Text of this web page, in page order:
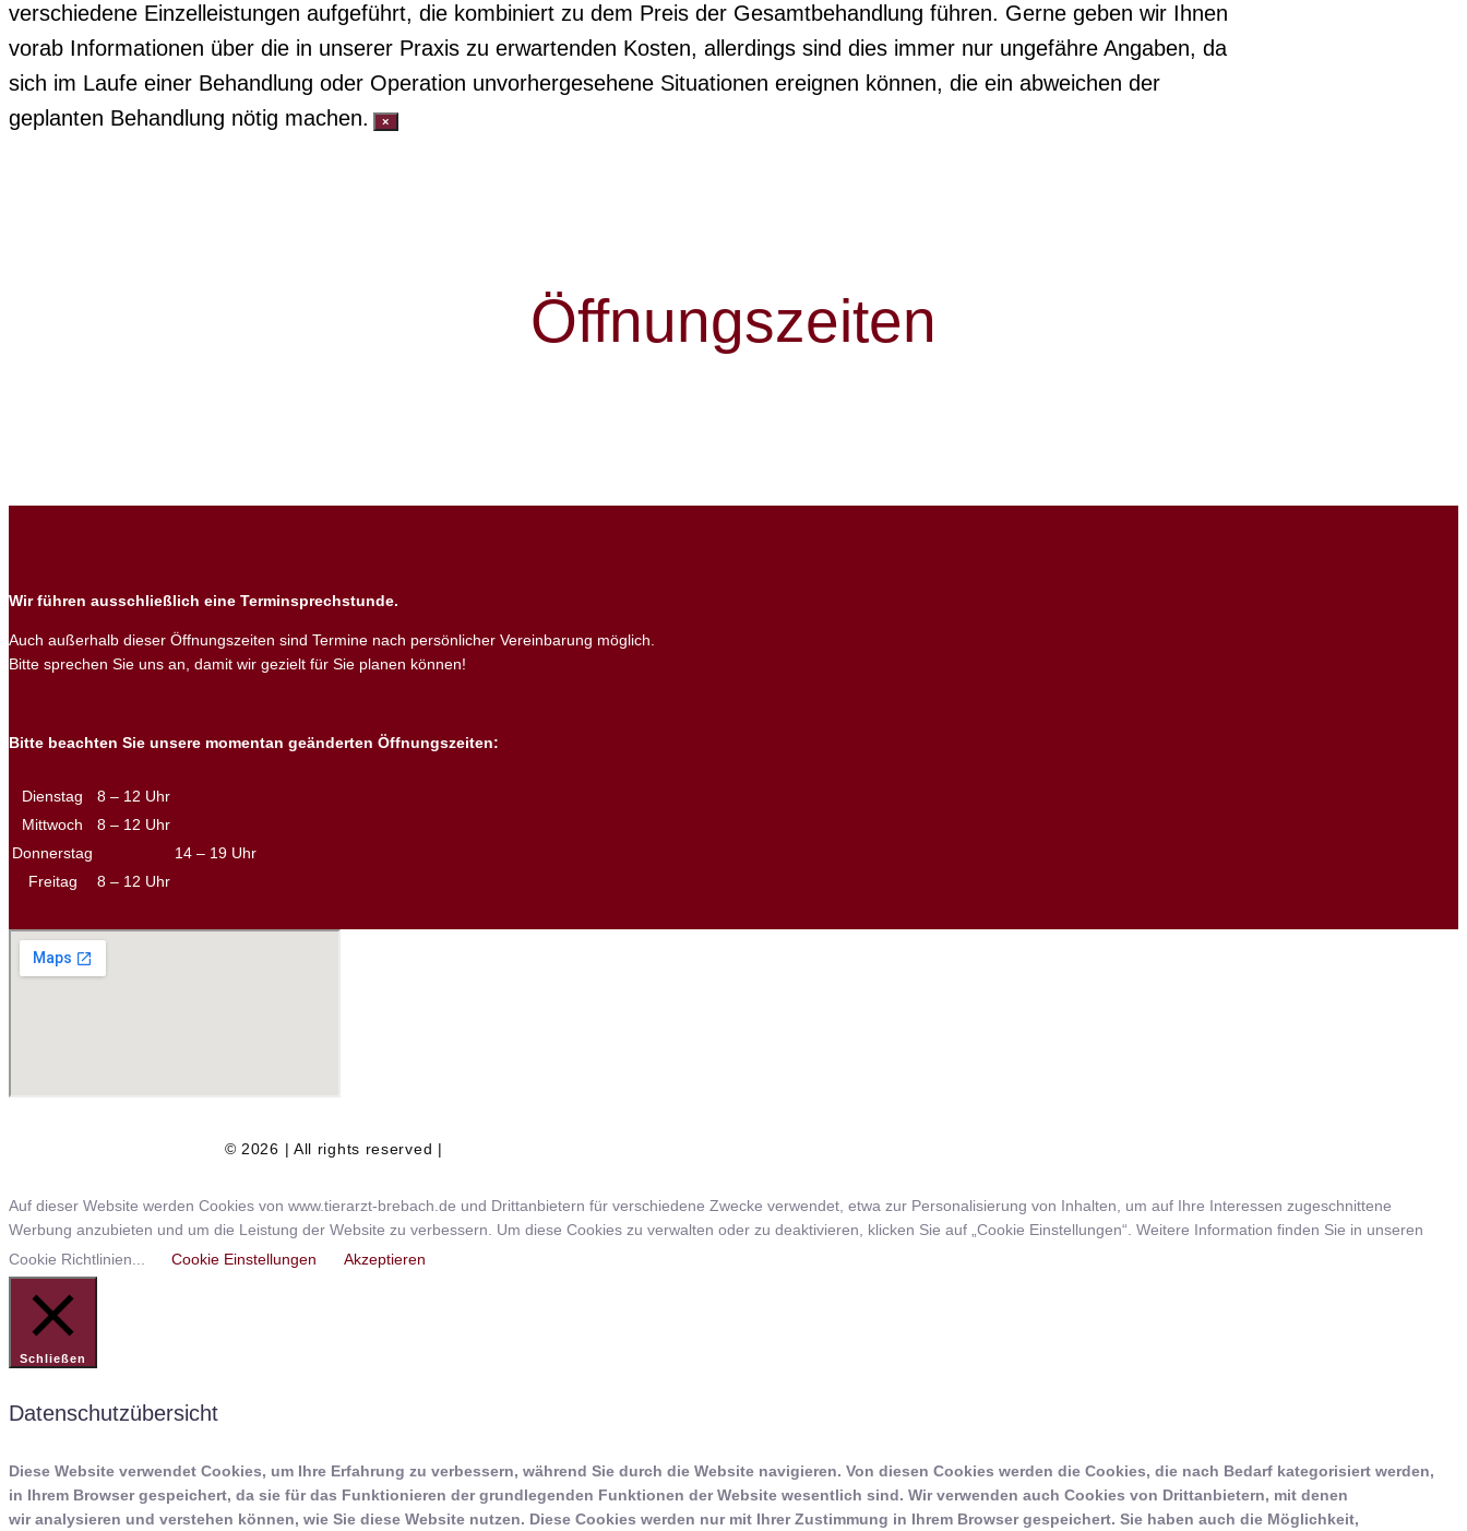
verschiedene Einzelleistungen aufgeführt, die kombiniert zu dem Preis der Gesamtbehandlung führen. Gerne geben wir Ihnen
vorab Informationen über die in unserer Praxis zu erwartenden Kosten, allerdings sind dies immer nur ungefähre Angaben, da
sich im Laufe einer Behandlung oder Operation unvorhergesehene Situationen ereignen können, die ein abweichen der
geplanten Behandlung nötig machen.
×
Öffnungszeiten
Wir führen ausschließlich eine Terminsprechstunde.
Auch außerhalb dieser Öffnungszeiten sind Termine nach persönlicher Vereinbarung möglich.
Bitte sprechen Sie uns an, damit wir gezielt für Sie planen können!
Bitte beachten Sie unsere momentan geänderten Öffnungszeiten:
Dienstag
8 – 12 Uhr
Mittwoch
8 – 12 Uhr
Donnerstag
14 – 19 Uhr
Freitag
8 – 12 Uhr
© 2026 | All rights reserved |
Auf dieser Website werden Cookies von www.tierarzt-brebach.de und Drittanbietern für verschiedene Zwecke verwendet, etwa zur Personalisierung von Inhalten, um auf Ihre Interessen zugeschnittene
Werbung anzubieten und um die Leistung der Website zu verbessern. Um diese Cookies zu verwalten oder zu deaktivieren, klicken Sie auf „Cookie Einstellungen“. Weitere Information finden Sie in unseren
Cookie Richtlinien...
Cookie Einstellungen Akzeptieren
Schließen
Datenschutzübersicht
Diese Website verwendet Cookies, um Ihre Erfahrung zu verbessern, während Sie durch die Website navigieren. Von diesen Cookies werden die Cookies, die nach Bedarf kategorisiert werden,
in Ihrem Browser gespeichert, da sie für das Funktionieren der grundlegenden Funktionen der Website wesentlich sind. Wir verwenden auch Cookies von Drittanbietern, mit denen
wir analysieren und verstehen können, wie Sie diese Website nutzen. Diese Cookies werden nur mit Ihrer Zustimmung in Ihrem Browser gespeichert. Sie haben auch die Möglichkeit,